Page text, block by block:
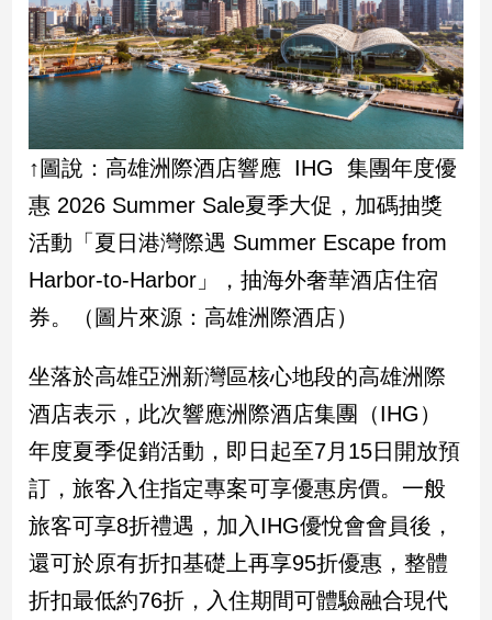
觀
點
岸/
國
社
會/
方
新
病
毒
專
區
南
台
灣
觀
↑圖說：高雄洲際酒店響應 IHG 集團年度優
惠 2026 Summer Sale夏季大促，加碼抽獎
活動「夏日港灣際遇 Summer Escape from
Harbor-to-Harbor」，抽海外奢華酒店住宿
券。（圖片來源：高雄洲際酒店）
坐落於高雄亞洲新灣區核心地段的高雄洲際
酒店表示，此次響應洲際酒店集團（IHG）
年度夏季促銷活動，即日起至7月15日開放預
訂，旅客入住指定專案可享優惠房價。一般
旅客可享8折禮遇，加入IHG優悅會會員後，
還可於原有折扣基礎上再享95折優惠，整體
折扣最低約76折，入住期間可體驗融合現代